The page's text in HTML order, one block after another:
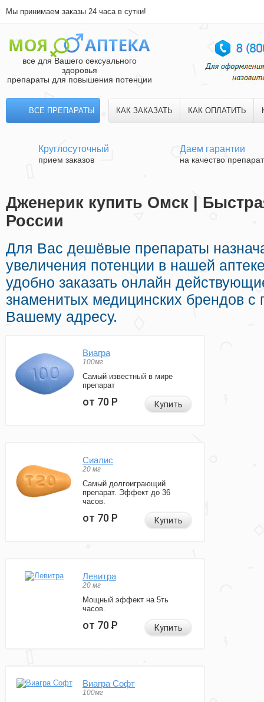
Мы принимаем заказы 24 часа в сутки!
все для Вашего сексуального
здоровья
препараты для повышения потенции
ВСЕ ПРЕПАРАТЫ КАК ЗАКАЗАТЬ КАК ОПЛАТИТЬ
Круглосуточный
прием заказов
Даем гарантии
на качество
Дженерик купить Омск |
России
Для Вас дешёвые препараты
увеличения потенции в нашей
удобно заказать онлайн
знаменитых медицинских брендов с
Вашему адресу.
Виагра
100мг
Самый известный в мире
препарат
от 70Р Купить
Сиалис
20 мг
Самый долгоиграющий
препарат. Эффект до 36
часов.
от 70Р Купить
Левитра
20 мг
Мощный эффект на 5ть
часов.
от 70Р Купить
Виагра Софт
100мг